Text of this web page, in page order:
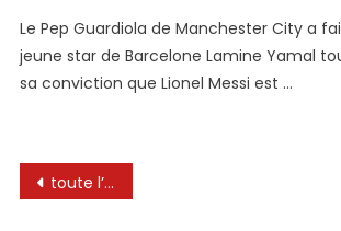
Le Pep Guardiola de Manchester City a
jeune star de Barcelone Lamine Yamal
sa conviction que Lionel Messi est …
Navigation
toute l’actualité en direct, l’info en continu en France, dans les régions et dans le monde